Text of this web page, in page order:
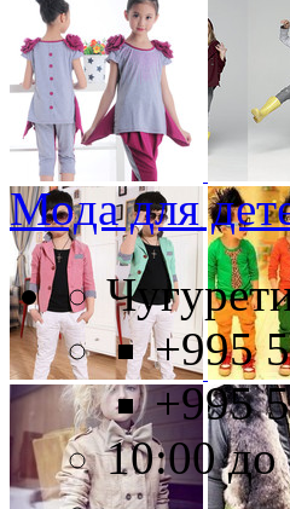
Мода для
+995
+995
10:00